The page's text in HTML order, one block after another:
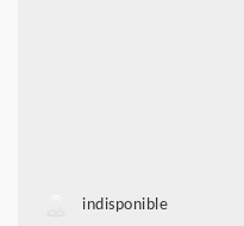
indisponible